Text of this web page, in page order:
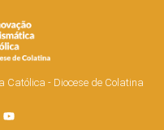
Católica - Diocese de Colatina